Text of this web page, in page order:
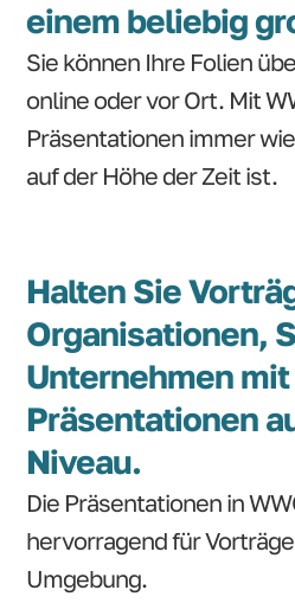
einem beliebig
Sie können Ihre Folien
online oder vor Ort. Mit
Präsentationen immer
auf der Höhe der Zeit ist.
Halten Sie
Organisationen,
Unternehmen mit
Präsentationen
Niveau.
Die Präsentationen in
hervorragend für
Umgebung.